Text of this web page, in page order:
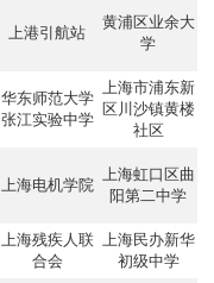
上港引航站
黄浦区业余大
学
华东师范大学
张江实验中学
上海市浦东新
区川沙镇黄楼
社区
上海电机学院
上海虹口区曲
阳第二中学
上海残疾人联
合会
上海民办新华
初级中学